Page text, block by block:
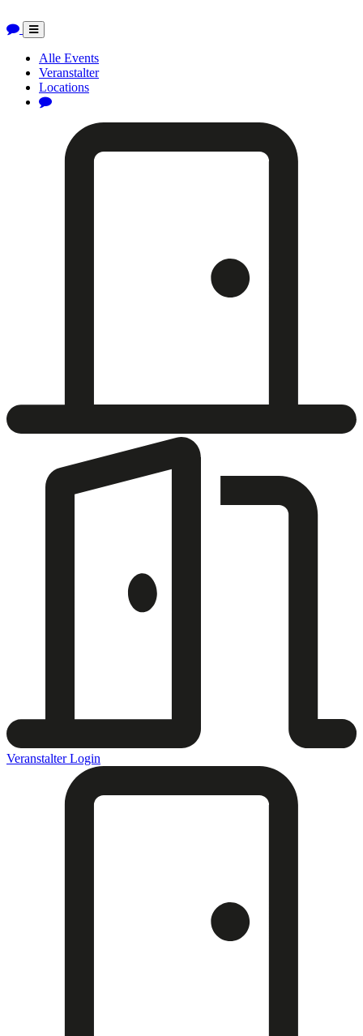
Toggle
navigation
Alle Events
Veranstalter
Locations
Veranstalter Login